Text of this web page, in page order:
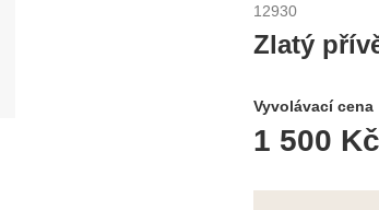
12930
Zlatý
Vyvolávací cena
1 500 Kč